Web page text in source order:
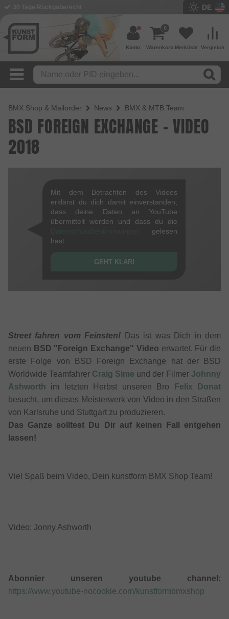
DE
Vergleich
Merkliste
Warenkorb
0
Konto
BMX Shop & Mailorder News BMX & MTB Team
BSD FOREIGN EXCHANGE - VIDEO
2018
Mit dem Betrachten des Videos
erklärst du dich damit einverstanden,
dass deine Daten an YouTube
übermittelt werden und dass du die
gelesen
hast.
GEHT KLAR!
Street fahren vom Feinsten! Das ist was Dich in dem
neuen BSD "Foreign Exchange" Video erwartet. Für die
erste Folge von BSD Foreign Exchange hat der BSD
Worldwide Teamfahrer Craig Sime und der Filmer Johnny
Ashworth im letzten Herbst unseren Bro
Felix Donat
besucht, um dieses Meisterwerk von Video in den Straßen
von Karlsruhe und Stuttgart zu produzieren.
Das Ganze solltest Du Dir auf keinen Fall entgehen
lassen!
Viel Spaß beim Video, Dein kunstform BMX Shop Team!
Video: Jonny Ashworth
Abonnier unseren youtube channel:
https://www.youtube-nocookie.com/kunstformbmxshop